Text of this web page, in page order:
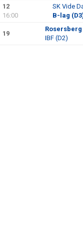
BILDGALLERI
12
16:00
SK Vide
B-lag
19
IBF (D2)